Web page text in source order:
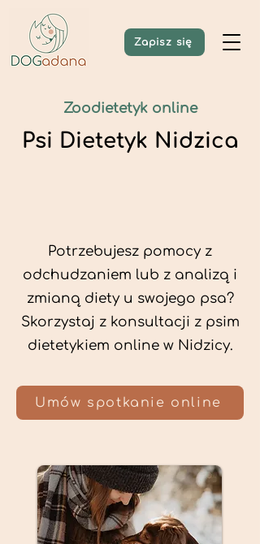
Zapisz się
Zoodietetyk online
Psi Dietetyk Nidzica
Potrzebujesz pomocy z
odchudzaniem lub z analizą i
zmianą diety u swojego psa?
Skorzystaj z konsultacji z psim
dietetykiem online w Nidzicy.
Umów spotkanie online